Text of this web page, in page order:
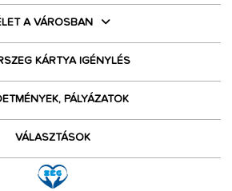
A VÁROSBAN
KÁRTYA IGÉNYLÉS
PÁLYÁZATOK
VÁLASZTÁSOK